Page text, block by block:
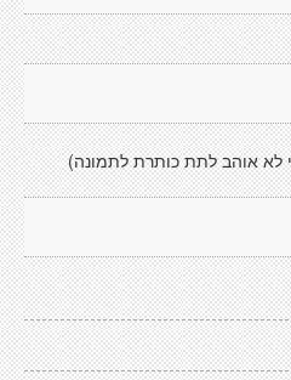
לא אוהב לתת כותרת לתמונה)